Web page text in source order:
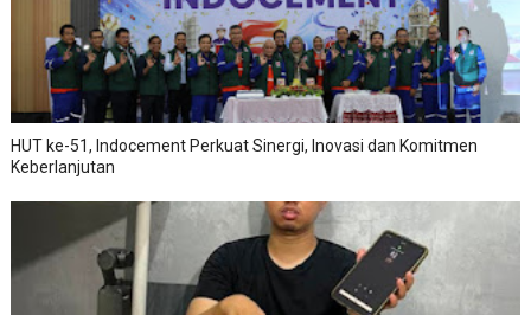
HUT ke-51, Indocement Perkuat Sinergi, Inovasi dan Komitmen
Keberlanjutan